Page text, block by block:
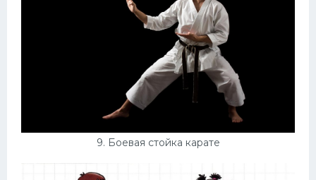
9. Боевая стойка карате